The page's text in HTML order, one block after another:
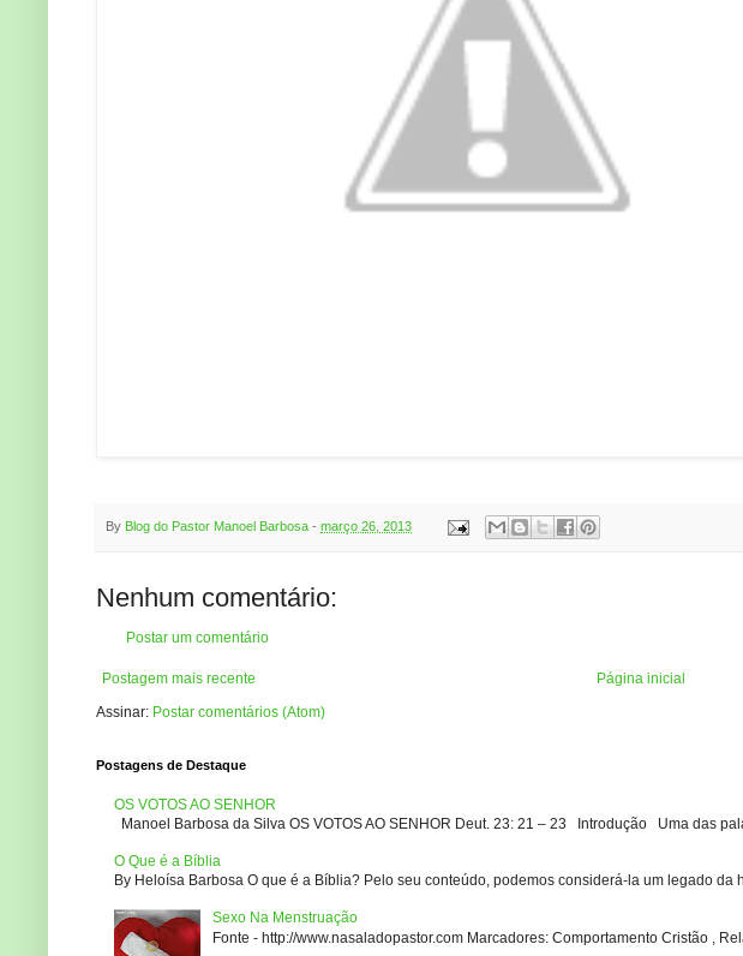
By Blog do Pastor Manoel Barbosa - março 26, 2013
Nenhum comentário:
Postar um comentário
Postagem mais recente
Página inicial
Assinar: Postar comentários (Atom)
Postagens de Destaque
OS VOTOS AO SENHOR
Manoel Barbosa da Silva OS VOTOS AO SENHOR Deut. 23: 21 – 23 Introdução Uma das
O Que é a Bíblia
By Heloísa Barbosa O que é a Bíblia? Pelo seu conteúdo, podemos considerá-la um legado da
Sexo Na Menstruação
Fonte - http://www.nasaladopastor.com Marcadores: Comportamento Cristão ,